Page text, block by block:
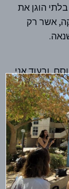
הוגן את
אשר רק
ובעוד אני
נותרה
חוק האסיפה
שאמנם יש
עכשיו
האפליה
מגיע
או את